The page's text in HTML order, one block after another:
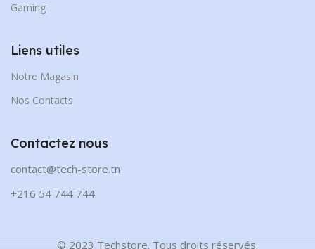
Gaming
Liens utiles
Notre Magasin
Nos Contacts
Contactez nous
contact@tech-store.tn
+216 54 744 744
© 2023 Techstore. Tous droits réservés.